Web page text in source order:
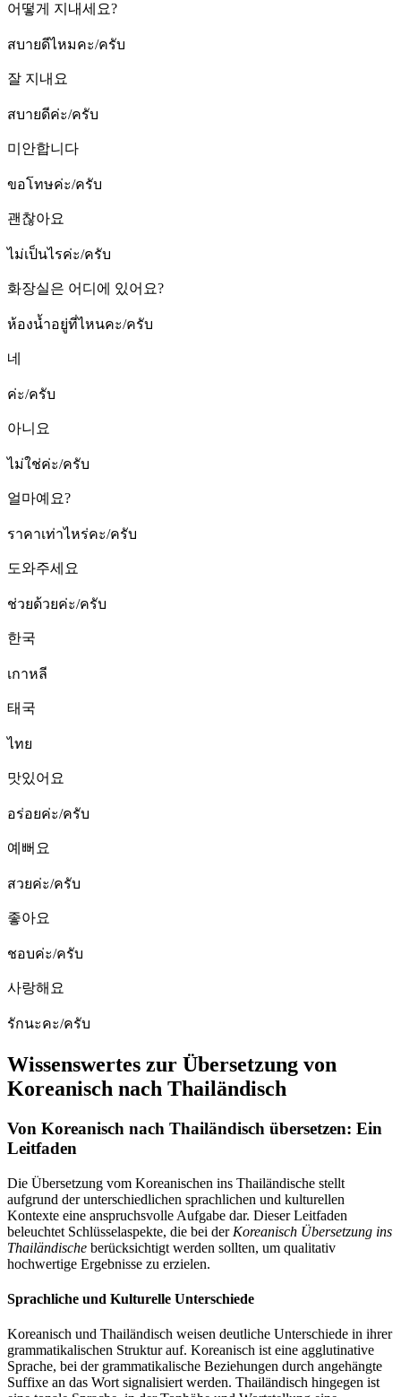
어떻게 지내세요?
สบายดีไหมคะ/ครับ
잘 지내요
สบายดีค่ะ/ครับ
미안합니다
ขอโทษค่ะ/ครับ
괜찮아요
ไม่เป็นไรค่ะ/ครับ
화장실은 어디에 있어요?
ห้องน้ำอยู่ที่ไหนคะ/ครับ
네
ค่ะ/ครับ
아니요
ไม่ใช่ค่ะ/ครับ
얼마예요?
ราคาเท่าไหร่คะ/ครับ
도와주세요
ช่วยด้วยค่ะ/ครับ
한국
เกาหลี
태국
ไทย
맛있어요
อร่อยค่ะ/ครับ
예뻐요
สวยค่ะ/ครับ
좋아요
ชอบค่ะ/ครับ
사랑해요
รักนะคะ/ครับ
Wissenswertes zur Übersetzung von
Koreanisch nach Thailändisch
Von Koreanisch nach Thailändisch übersetzen: Ein
Leitfaden
Die Übersetzung vom Koreanischen ins Thailändische stellt
aufgrund der unterschiedlichen sprachlichen und kulturellen
Kontexte eine anspruchsvolle Aufgabe dar. Dieser Leitfaden
beleuchtet Schlüsselaspekte, die bei der Koreanisch Übersetzung ins
Thailändische berücksichtigt werden sollten, um qualitativ
hochwertige Ergebnisse zu erzielen.
Sprachliche und Kulturelle Unterschiede
Koreanisch und Thailändisch weisen deutliche Unterschiede in ihrer
grammatikalischen Struktur auf. Koreanisch ist eine agglutinative
Sprache, bei der grammatikalische Beziehungen durch angehängte
Suffixe an das Wort signalisiert werden. Thailändisch hingegen ist